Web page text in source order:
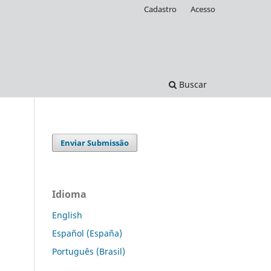
Buscar
Cadastro Acesso
Enviar Submissão
Idioma
English
Español (España)
Português (Brasil)